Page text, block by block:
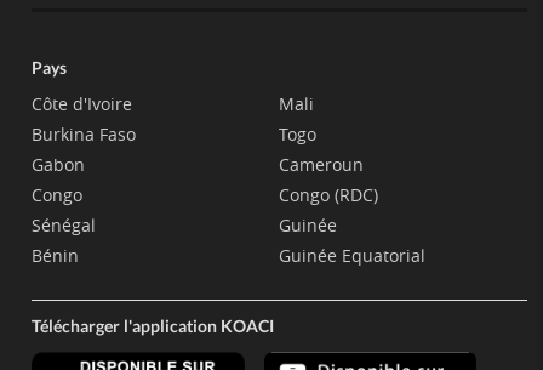
Pays
Côte d'Ivoire
Burkina Faso
Gabon
Congo
Sénégal
Bénin
Mali
Togo
Cameroun
Congo (RDC)
Guinée
Guinée Equatorial
Télécharger l'application KOACI